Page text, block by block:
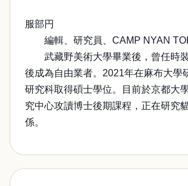
服部円
編輯、研究員、CAMP NYAN
武藏野美術大學畢業後，曾任時裝
後成為自由業者。2021年在麻布大學
研究科取得碩士學位。目前於京都大
究中心攻讀博士後期課程，正在研究
係。